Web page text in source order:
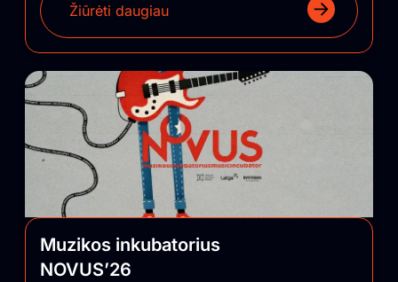
Žiūrėti daugiau
Muzikos inkubatorius
NOVUS’26